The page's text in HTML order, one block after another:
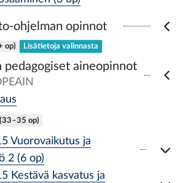
ohjelman opinnot
op) Lisätietoja valinnasta
pedagogiset aineopinnot
op)
Vuorovaikutus ja
2 (6 op)
Kestävä kasvatus ja